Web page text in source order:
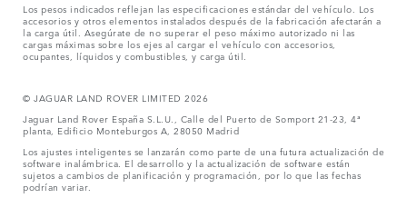
Los pesos indicados reflejan las especificaciones estándar del vehículo. Los
accesorios y otros elementos instalados después de la fabricación afectarán a
la carga útil. Asegúrate de no superar el peso máximo autorizado ni las
cargas máximas sobre los ejes al cargar el vehículo con accesorios,
ocupantes, líquidos y combustibles, y carga útil.
© JAGUAR LAND ROVER LIMITED 2026
Jaguar Land Rover España S.L.U., Calle del Puerto de Somport 21-23, 4ª
planta, Edificio Monteburgos A, 28050 Madrid
Los ajustes inteligentes se lanzarán como parte de una futura actualización de
software inalámbrica. El desarrollo y la actualización de software están
sujetos a cambios de planificación y programación, por lo que las fechas
podrían variar.